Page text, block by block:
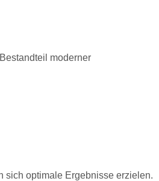
moderner
sich optimale Ergebnisse erzielen.